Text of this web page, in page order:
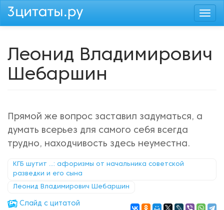
Перейти
Леонид Владимирович
Шебаршин
Прямой же вопрос заставил задуматься, а
думать всерьез для самого себя всегда
трудно, находчивость здесь неуместна.
КГБ шутит ...: афоризмы от начальника советской
разведки и его сына
Леонид Владимирович Шебаршин
Cлайд с цитатой